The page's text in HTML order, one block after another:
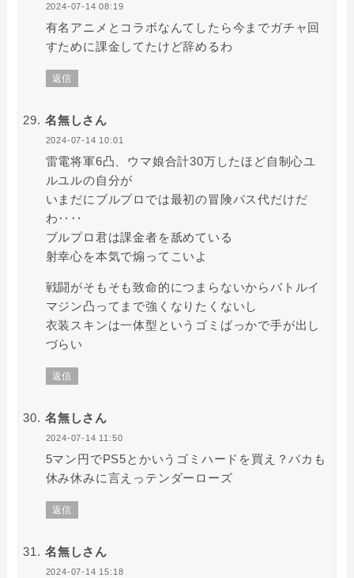
2024-07-14 08:19
有名アニメとコラボなんてしたら今までガチャ回
すために課金してたけど辞めるわ
返信
名無しさん
2024-07-14 10:01
雷電将軍6凸、ウマ娘合計30万したほど自制心ユ
ルユルの自分が
いまだにブルプロでは最初の冒険パス代だけだ
わ‥‥
ブルプロ君は課金者を舐めている
射幸心を本気で煽ってこいよ
戦闘がそもそも致命的につまらないからバトルイ
マジン凸ってまで強くなりたくないし
衣装スキンは一体型というゴミばっかで手が出し
づらい
返信
名無しさん
2024-07-14 11:50
5マン円でPS5とかいうゴミハードを買え？バカも
休み休みに言えっテンダーローズ
返信
名無しさん
2024-07-14 15:18